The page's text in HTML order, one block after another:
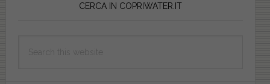
CERCA IN COPRIWATER.IT